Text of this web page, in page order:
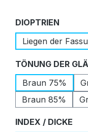
DIOPTRIEN
Liegen der
TÖNUNG DER
Braun 75%
Braun 85%
INDEX / DICKE